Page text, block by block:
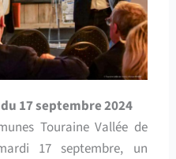
17 septembre 2024
Touraine Vallée de
17 septembre, un